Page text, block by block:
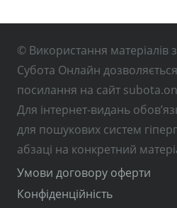
© Використання матеріалів
Субота Онлайн
посилання на сайт
Для інтернет-видань
для пошукових систем
абзаці на конкретний
Умови договору оферти
Конфіденційність